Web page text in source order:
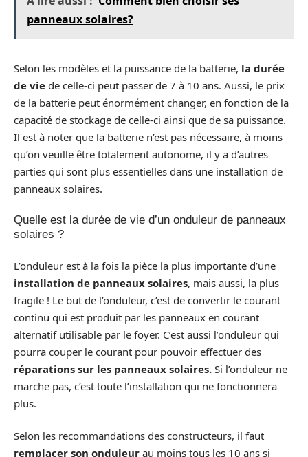
panneaux solaires?
Selon les modèles et la puissance de la batterie, la durée
de vie de celle-ci peut passer de 7 à 10 ans. Aussi, le prix
de la batterie peut énormément changer, en fonction de la
capacité de stockage de celle-ci ainsi que de sa puissance.
Il est à noter que la batterie n’est pas nécessaire, à moins
qu’on veuille être totalement autonome, il y a d’autres
parties qui sont plus essentielles dans une installation de
panneaux solaires.
Quelle est la durée de vie d’un onduleur de panneaux
solaires ?
L’onduleur est à la fois la pièce la plus importante d’une
installation de panneaux solaires, mais aussi, la plus
fragile ! Le but de l’onduleur, c’est de convertir le courant
continu qui est produit par les panneaux en courant
alternatif utilisable par le foyer. C’est aussi l’onduleur qui
pourra couper le courant pour pouvoir effectuer des
réparations sur les panneaux solaires. Si l’onduleur ne
marche pas, c’est toute l’installation qui ne fonctionnera
plus.
Selon les recommandations des constructeurs, il faut
remplacer son onduleur au moins tous les 10 ans si